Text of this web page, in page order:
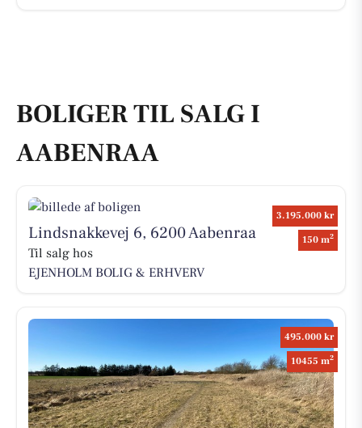
BOLIGER TIL SALG I
AABENRAA
3.195.000 kr
150 m2
Lindsnakkevej 6, 6200 Aabenraa
Til salg hos
EJENHOLM BOLIG & ERHVERV
495.000 kr
10455 m2